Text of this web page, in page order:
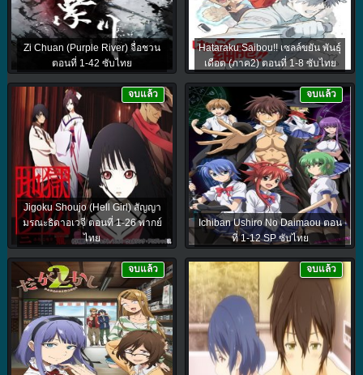
Zi Chuan (Purple River) จื่อชวน
ตอนที่ 1-42 ซับไทย
Hataraku Saibou!! เซลล์ขยัน พันธุ์
เดือด (ภาค2) ตอนที่ 1-8 ซับไทย
Jigoku Shoujo (Hell Girl) สัญญา
มรณะธิดาอเวจี ตอนที่ 1-26 พากย์
ไทย
จบแล้ว
Ichiban Ushiro No Daimaou ตอน
ที่ 1-12 SP ซับไทย
จบแล้ว
จบแล้ว จบแล้ว